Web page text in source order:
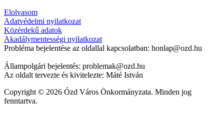
Elolvasom
Adatvédelmi nyilatkozat
Közérdekű adatok
Akadálymentességi nyilatkozat
Probléma bejelentése az oldallal kapcsolatban: honlap@ozd.hu
Állampolgári bejelentés: problemak@ozd.hu
Az oldalt tervezte és kivitelezte: Máté István
Copyright © 2026 Ózd Város Önkormányzata. Minden jog
fenntartva.